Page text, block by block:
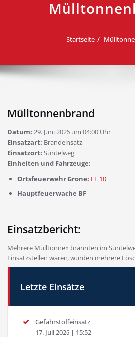
Startseite
Mülltonnenbrand
Datum: 29. Juni 2026 um 04:00 Uhr
Einsatzart: Brandeinsatz
Einsatzort: Süntelweg
Einheiten und Fahrzeuge:
Ortsfeuerwehr Grone: LF 10
Hauptfeuerwache BF
Einsatzbericht:
Mehrere Mülltonnen brannten im
Einsatzstellen waren, wurden mehrere
Letzte Einsätze
Gefahrstoffeinsatz
17. Juli 2026 | 15:52